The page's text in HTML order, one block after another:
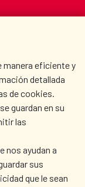
manera eficiente y
detallada
de cookies.
se guardan en su
las
nos ayudan a
sus
que le sean
COOPERATE?
ROOM